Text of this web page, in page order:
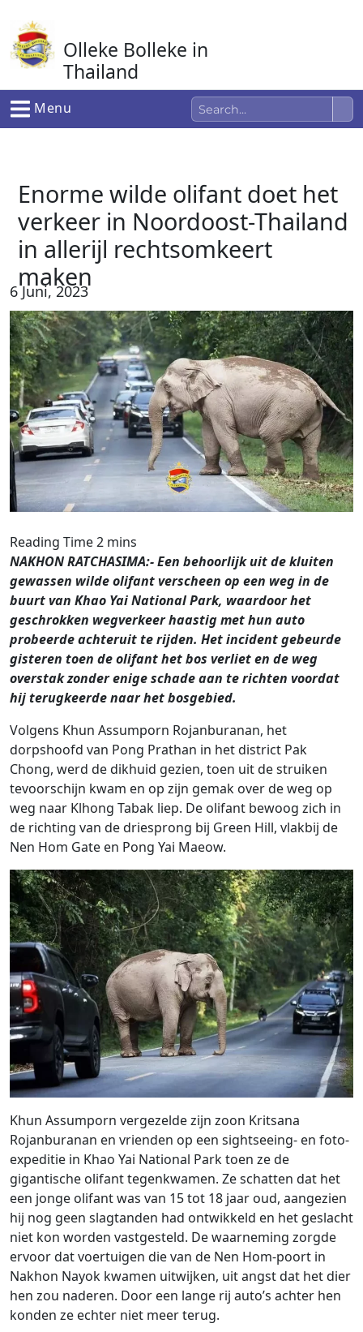
naar
de
inhoud
Olleke Bolleke in
Thailand
In Thailand
Menu
Enorme wilde olifant doet het
verkeer in Noordoost-Thailand
in allerijl rechtsomkeert
maken
6 Juni, 2023
NAKHON RATCHASIMA:- Een behoorlijk uit de kluiten
gewassen wilde olifant verscheen op een weg in de
buurt van Khao Yai National Park, waardoor het
geschrokken wegverkeer haastig met hun auto
probeerde achteruit te rijden. Het incident gebeurde
gisteren toen de olifant het bos verliet en de weg
overstak zonder enige schade aan te richten voordat
hij terugkeerde naar het bosgebied.
Volgens Khun Assumporn Rojanburanan, het
dorpshoofd van Pong Prathan in het district Pak
Chong, werd de dikhuid gezien, toen uit de struiken
tevoorschijn kwam en op zijn gemak over de weg op
weg naar Klhong Tabak liep. De olifant bewoog zich in
de richting van de driesprong bij Green Hill, vlakbij de
Nen Hom Gate en Pong Yai Maeow.
Khun Assumporn vergezelde zijn zoon Kritsana
Rojanburanan en vrienden op een sightseeing- en foto-
expeditie in Khao Yai National Park toen ze de
gigantische olifant tegenkwamen. Ze schatten dat het
een jonge olifant was van 15 tot 18 jaar oud, aangezien
hij nog geen slagtanden had ontwikkeld en het geslacht
niet kon worden vastgesteld. De waarneming zorgde
ervoor dat voertuigen die van de Nen Hom-poort in
Nakhon Nayok kwamen uitwijken, uit angst dat het dier
hen zou naderen. Door een lange rij auto’s achter hen
konden ze echter niet meer terug.